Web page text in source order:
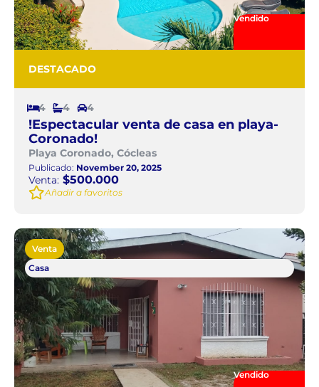
Vendido
DESTACADO
4 4 4
!Espectacular venta de casa en playa-
Coronado!
Playa Coronado, Cócleas
Publicado: November 20, 2025
Venta: $500.000
Añadir a favoritos
Venta
Casa
Vendido